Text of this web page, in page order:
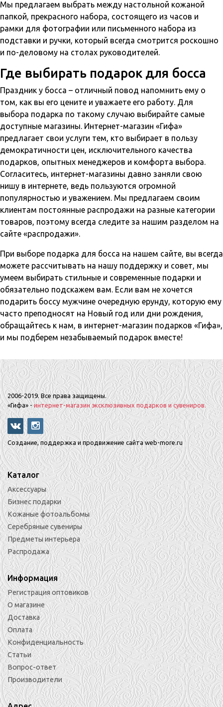
Мы предлагаем выбрать между настольной кожаной
папкой, прекрасного набора, состоящего из часов и
рамки для фотографии или письменного набора из
подставки и ручки, который всегда смотрится роскошно
и по-деловому на столах руководителей.
Где выбирать подарок для босса
Праздник у босса – отличный повод напомнить ему о
том, как вы его цените и уважаете его работу. Для
выбора подарка по такому случаю выбирайте самые
доступные магазины. Интернет-магазин «Гифа»
предлагает свои услуги тем, кто выбирает в пользу
демократичности цен, исключительного качества
подарков, опытных менеджеров и комфорта выбора.
Согласитесь, интернет-магазины давно заняли свою
нишу в интернете, ведь пользуются огромной
популярностью и уважением. Мы предлагаем своим
клиентам постоянные распродажи на разные категории
товаров, поэтому всегда следите за нашим разделом на
сайте «распродажи».
При выборе подарка для босса на нашем сайте, вы всегда
можете рассчитывать на нашу поддержку и совет, мы
умеем выбирать стильные и современные подарки и
обязательно подскажем вам. Если вам не хочется
подарить боссу мужчине очередную ерунду, которую ему
часто преподносят на Новый год или дни рождения,
обращайтесь к нам, в интернет-магазин подарков «Гифа»,
и мы подберем незабываемый подарок вместе!
2006-2019. Все права защищены.
«Гифа» -интернет-магазин эксклюзивных подарков и сувениров.
Создание, поддержка и продвижение сайта web-more.ru
Каталог
Аксессуары
Бизнес подарки
Кожаные фотоальбомы
Серебряные сувениры
Предметы интерьера
Распродажа
Информация
Регистрация оптовиков
О магазине
Доставка
Оплата
Конфиденциальность
Статьи
Вопрос-ответ
Производители